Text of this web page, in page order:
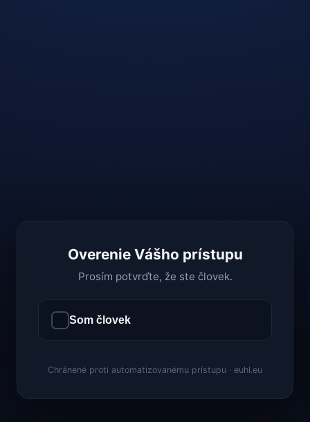
Overenie Vášho prístupu
Prosím potvrďte, že ste človek.
Som človek
Chránené proti automatizovanému prístupu · euhl.eu